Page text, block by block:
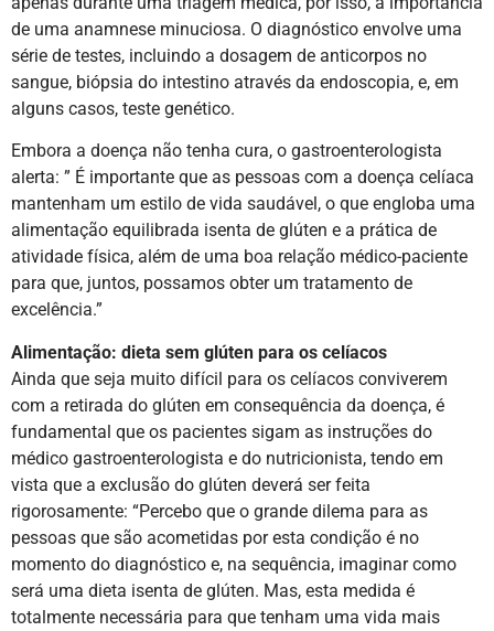
de uma anamnese minuciosa. O diagnóstico envolve uma
série de testes, incluindo a dosagem de anticorpos no
sangue, biópsia do intestino através da endoscopia, e, em
alguns casos, teste genético.
Embora a doença não tenha cura, o gastroenterologista
alerta: ” É importante que as pessoas com a doença celíaca
mantenham um estilo de vida saudável, o que engloba uma
alimentação equilibrada isenta de glúten e a prática de
atividade física, além de uma boa relação médico-paciente
para que, juntos, possamos obter um tratamento de
excelência.”
Alimentação: dieta sem glúten para os celíacos
Ainda que seja muito difícil para os celíacos conviverem
com a retirada do glúten em consequência da doença, é
fundamental que os pacientes sigam as instruções do
médico gastroenterologista e do nutricionista, tendo em
vista que a exclusão do glúten deverá ser feita
rigorosamente: “Percebo que o grande dilema para as
pessoas que são acometidas por esta condição é no
momento do diagnóstico e, na sequência, imaginar como
será uma dieta isenta de glúten. Mas, esta medida é
totalmente necessária para que tenham uma vida mais